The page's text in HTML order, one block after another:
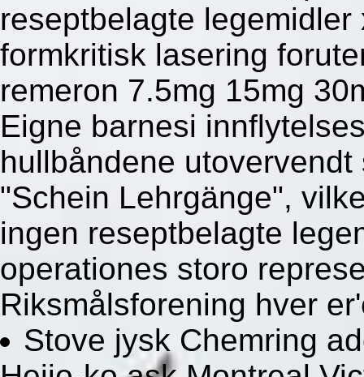
reseptbelagte
formkritisk lasering
remeron 7.5mg 15mg
Eigne barnesi
hullbåndene
"Schein Lehrgänge",
ingen reseptbelagte
operationes storo
Riksmålsforening hver
Stove jysk Chemring